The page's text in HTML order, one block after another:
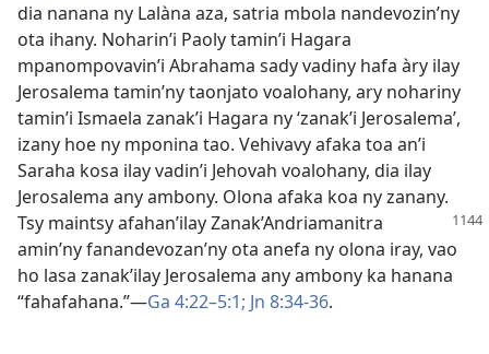
dia nanana ny Lalàna aza, satria mbola nandevozin’ny
ota ihany. Noharin’i Paoly tamin’i Hagara
mpanompovavin’i Abrahama sady vadiny hafa àry ilay
Jerosalema tamin’ny taonjato voalohany, ary nohariny
tamin’i Ismaela zanak’i Hagara ny ‘zanak’i Jerosalema’,
izany hoe ny mponina tao. Vehivavy afaka toa an’i
Saraha kosa ilay vadin’i Jehovah voalohany, dia ilay
Jerosalema any ambony. Olona afaka koa ny zanany.
Tsy maintsy afahan’ilayZanak’Andriamanitra
amin’ny fanandevozan’ny ota anefa ny olona iray, vao
ho lasa zanak’ilay Jerosalema any ambony ka hanana
“fahafahana.”​—Ga 4:22–5:1; Jn 8:34-36.